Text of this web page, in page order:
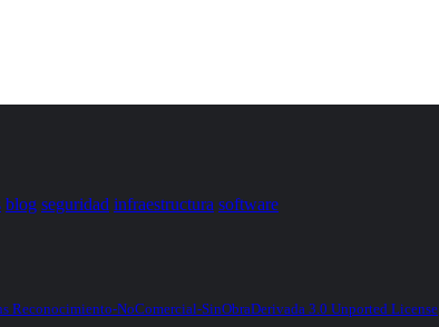
blog seguridad infraestructura software
Reconocimiento-NoComercial-SinObraDerivada 3.0 Unported License